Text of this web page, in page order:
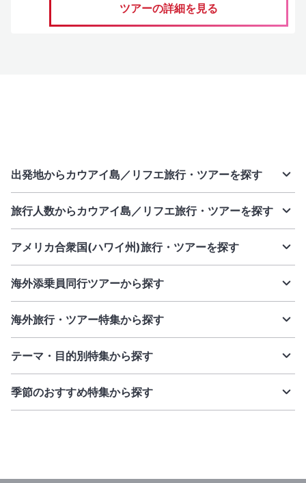
ツアーの詳細を見る
出発地からカウアイ島／リフエ旅行・ツアーを探す
旅行人数からカウアイ島／リフエ旅行・ツアーを探す
アメリカ合衆国(ハワイ州)旅行・ツアーを探す
海外添乗員同行ツアーから探す
海外旅行・ツアー特集から探す
テーマ・目的別特集から探す
季節のおすすめ特集から探す